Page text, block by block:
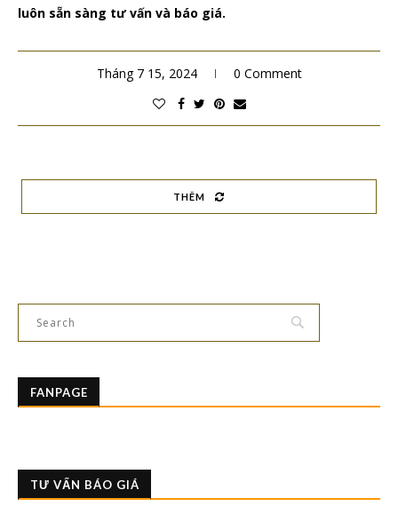
luôn sẵn sàng tư vấn và báo giá.
Tháng 7 15, 2024 0 Comment
THÊM
FANPAGE
TƯ VẤN BÁO GIÁ